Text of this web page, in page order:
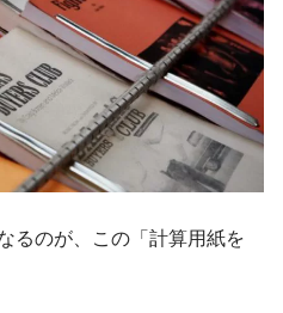
るのが、この「計算用紙を